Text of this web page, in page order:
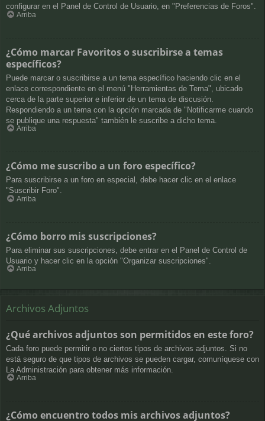
configurar en el Panel de Control de Usuario, en "Preferencias de Foros".
Arriba
¿Cómo marcar Favoritos o suscribirse a temas
específicos?
Puede marcar o suscribirse a un tema específico haciendo clic en el
enlace correspondiente en el menú "Herramientas de Tema", ubicado
cerca de la parte superior e inferior de un tema de discusión.
Respondiendo a un tema con la opción marcada de "Notificarme cuando
se publique una respuesta" también le suscribe a dicho tema.
Arriba
¿Cómo me suscribo a un foro específico?
Para suscribirse a un foro en especial, debe hacer clic en el enlace
"Suscribir Foro".
Arriba
¿Cómo borro mis suscripciones?
Para eliminar sus suscripciones, debe entrar en el Panel de Control de
Usuario y hacer clic en la opción "Organizar suscripciones".
Arriba
Archivos Adjuntos
¿Qué archivos adjuntos son permitidos en este foro?
Cada foro puede permitir o no ciertos tipos de archivos adjuntos. Si no
está seguro de que tipos de archivos se pueden cargar, comuníquese con
La Administración para obtener más información.
Arriba
¿Cómo encuentro todos mis archivos adjuntos?